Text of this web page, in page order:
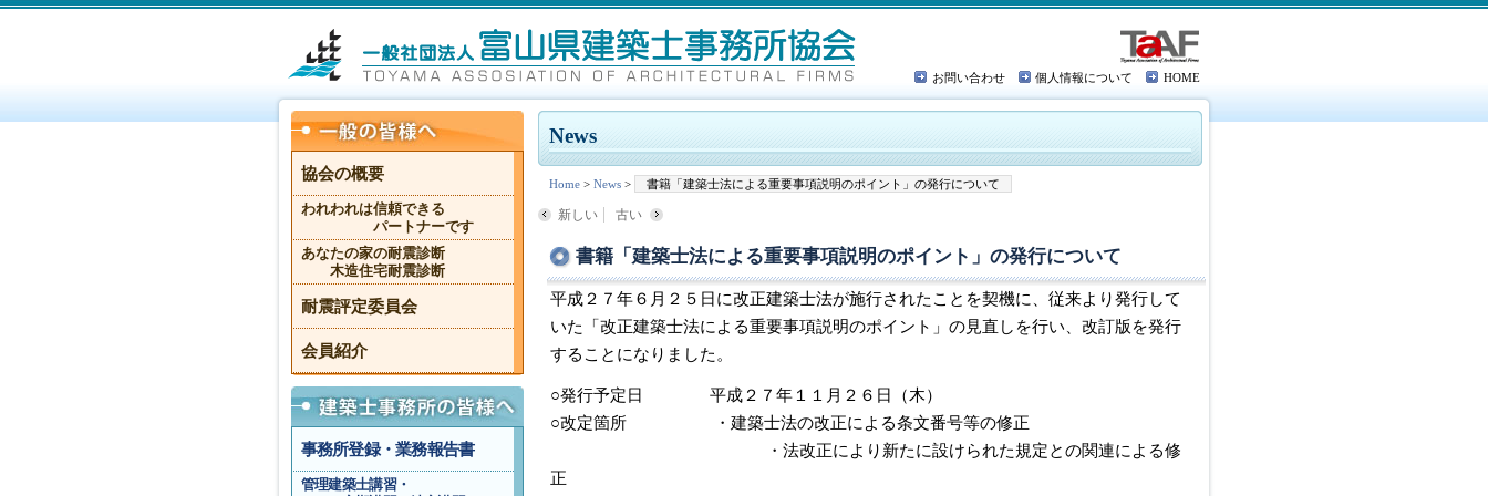
お問い合わせ 個人情報について HOME
News
Home > News > 書籍「建築士法による重要事項説明のポイント」の発行について
新しい 古い
書籍「建築士法による重要事項説明のポイント」の発行について
平成２７年６月２５日に改正建築士法が施行されたことを契機に、従来より発行して
いた「改正建築士法による重要事項説明のポイント」の見直しを行い、改訂版を発行
することになりました。
○発行予定日 平成２７年１１月２６日（木）
○改定箇所 ・建築士法の改正による条文番号等の修正
・法改正により新たに設けられた規定との関連による修
正
協会の概要
われわれは信頼できる
パートナーです
あなたの家の耐震診断
木造住宅耐震診断
耐震評定委員会
会員紹介
事務所登録・業務報告書
管理建築士講習・